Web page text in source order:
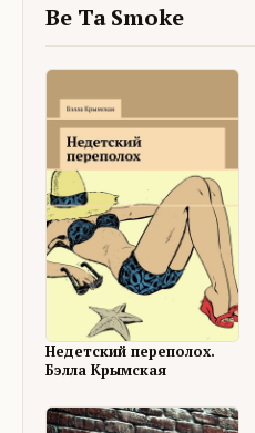
Be Ta Smoke
Недетский переполох.
Бэлла Крымская